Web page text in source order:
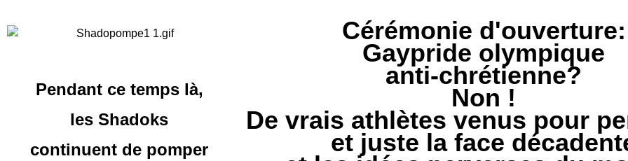
Pendant ce temps là,
les Shadoks
continuent de pomper
Cérémonie d'ouverture:
Gaypride olympique
anti-chrétienne?
Non !
De vrais athlètes venus pour
et juste la face